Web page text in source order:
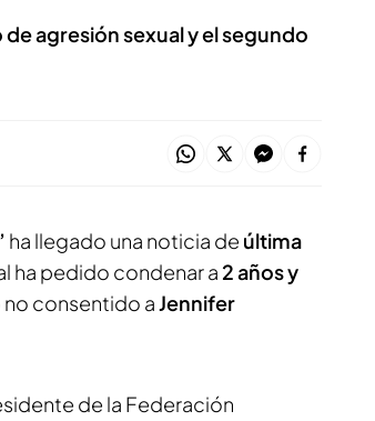
agresión sexual y el segundo
ha llegado una noticia de última
ha pedido condenar a 2 años y
consentido aJennifer
de la Federación